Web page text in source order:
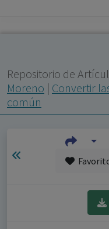
Repositorio de
Moreno | Convertir
común